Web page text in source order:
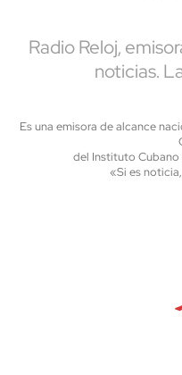
Radio Reloj,
noticias.
Es una emisora de alcance
del Instituto Cubano
«Si es